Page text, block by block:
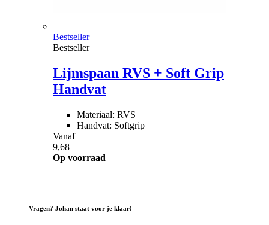
Bestseller
Bestseller
Lijmspaan RVS + Soft Grip
Handvat
Materiaal: RVS
Handvat: Softgrip
Vanaf
9,68
Op voorraad
Vragen? Johan staat voor je klaar!